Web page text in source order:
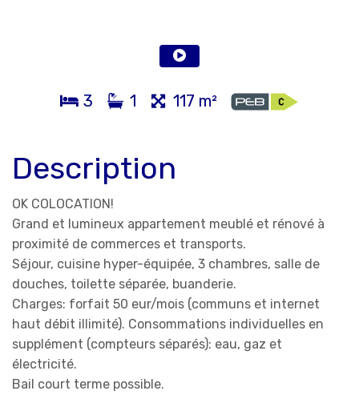
3 1 117 m²
Description
OK COLOCATION!
Grand et lumineux appartement meublé et rénové à
proximité de commerces et transports.
Séjour, cuisine hyper-équipée, 3 chambres, salle de
douches, toilette séparée, buanderie.
Charges: forfait 50 eur/mois (communs et internet
haut débit illimité). Consommations individuelles en
supplément (compteurs séparés): eau, gaz et
électricité.
Bail court terme possible.